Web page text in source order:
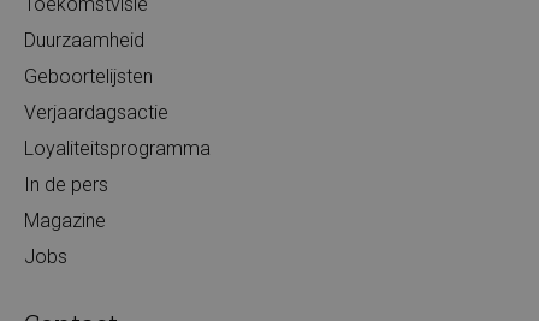
Duurzaamheid
Geboortelijsten
Verjaardagsactie
Loyaliteitsprogramma
In de pers
Magazine
Jobs